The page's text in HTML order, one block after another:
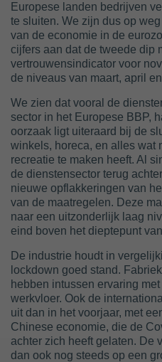
Europese landen bedrijven
te sluiten. We zijn dus op
van de economie in de
cijfers aan dat de tweede dip
vertrouwensindicator voor
de niveaus van maart, april
We zien dat vooral de
sector in het Europese BBP,
oorzaak ligt uiteraard bij de
winkels, horeca, en alles wat
recreatie te maken heeft. Al
de dienstensector terug
nieuwe opflakkeringen van
van de maatregelen. Deze
naar een uitzonderlijk laag
eind boven het dieptepunt
De industrie houdt in
lockdown goed stand.
hebben intussen ervaring
werkvloer. Ook de
uit dan in het voorjaar, met
Chinese economie, die de
achter zich heeft gelaten. De
dan ook nog steeds op een